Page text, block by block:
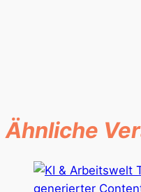
Ähnliche